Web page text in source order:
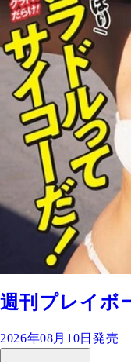
週刊プレイボ
2026年08月10日発売